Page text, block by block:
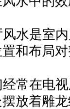
水是室内
和布局
常在电视
放着雕